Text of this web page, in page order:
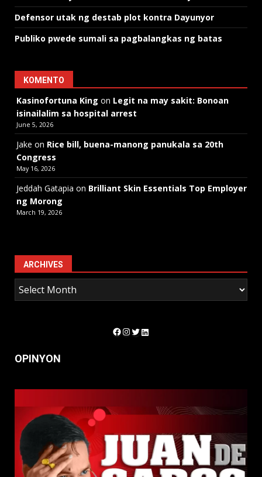
Defensor utak ng destab plot kontra Dayunyor
Publiko pwede sumali sa pagbalangkas ng batas
KOMENTO
Kasinofortuna King on Legit na may sakit: Bonoan
isinailalim sa hospital arrest
June 5, 2026
Jake on Rice bill, buena-manong panukala sa 20th
Congress
May 16, 2026
Jeddah Gatapia on Brilliant Skin Essentials Top Employer
ng Morong
March 19, 2026
ARCHIVES
Facebook
Instagram
Twitter
LinkedIn
OPINYON